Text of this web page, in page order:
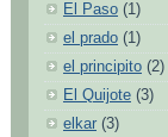
El Paso (1)
el prado (1)
el principito (2)
El Quijote (3)
elkar (3)